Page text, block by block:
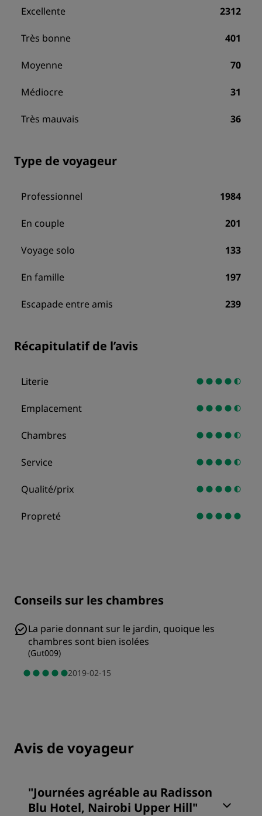
Excellente 2312
Très bonne 401
Moyenne 70
Médiocre 31
Très mauvais 36
Type de voyageur
Professionnel 1984
En couple 201
Voyage solo 133
En famille 197
Escapade entre amis 239
Récapitulatif de l’avis
Literie
Emplacement
Chambres
Service
Qualité/prix
Propreté
Conseils sur les chambres
La parie donnant sur le jardin, quoique les
chambres sont bien isolées
(Gut009)
2019-02-15
Avis de voyageur
"Journées agréable au Radisson
Blu Hotel, Nairobi Upper Hill"